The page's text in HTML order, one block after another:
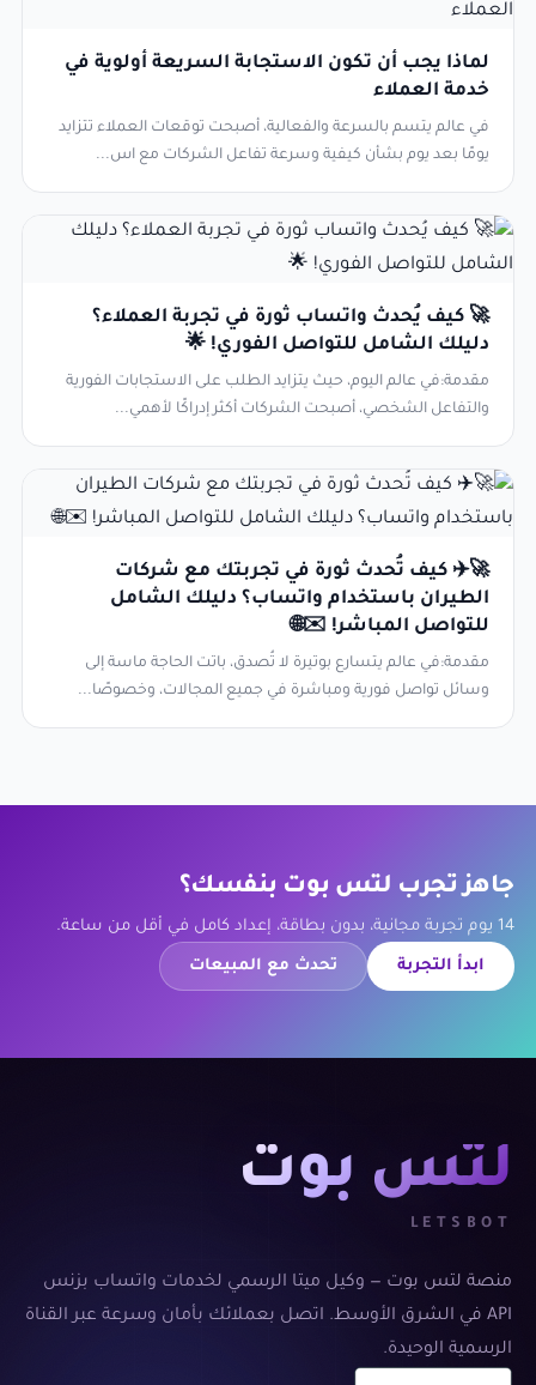
لماذا يجب أن تكون الاستجابة السريعة أولوية في
خدمة العملاء
في عالم يتسم بالسرعة والفعالية، أصبحت توقعات العملاء تتزايد
يومًا بعد يوم بشأن كيفية وسرعة تفاعل الشركات مع اس...
🚀 كيف يُحدث واتساب ثورة في تجربة العملاء؟
دليلك الشامل للتواصل الفوري! 🌟
مقدمة:في عالم اليوم، حيث يتزايد الطلب على الاستجابات الفورية
والتفاعل الشخصي، أصبحت الشركات أكثر إدراكًا لأهمي...
🚀✈️ كيف تُحدث ثورة في تجربتك مع شركات
الطيران باستخدام واتساب؟ دليلك الشامل
للتواصل المباشر! ✉️🌐
مقدمة:في عالم يتسارع بوتيرة لا تُصدق، باتت الحاجة ماسة إلى
وسائل تواصل فورية ومباشرة في جميع المجالات، وخصوصًا...
جاهز تجرب لتس بوت بنفسك؟
14 يوم تجربة مجانية، بدون بطاقة، إعداد كامل في أقل من ساعة.
ابدأ التجربة تحدث مع المبيعات
لتس بوت
LETSBOT
منصة لتس بوت — وكيل ميتا الرسمي لخدمات واتساب بزنس
API في الشرق الأوسط. اتصل بعملائك بأمان وسرعة عبر القناة
الرسمية الوحيدة.